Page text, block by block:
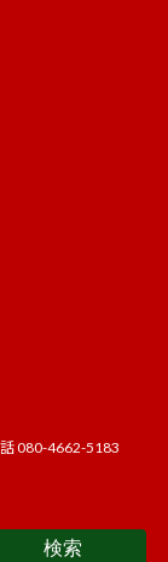
080-4662-5183
検索